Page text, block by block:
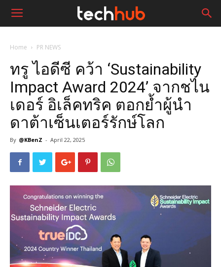
Home PR NEWS
ทรู ไอดีซี คว้า ‘Sustainability
Impact Award 2024’ จากชไน
เดอร์ อิเล็คทริค ตอกย้ำผู้นำ
ดาต้าเซ็นเตอร์รักษ์โลก
By @KBenZ - April 22, 2025